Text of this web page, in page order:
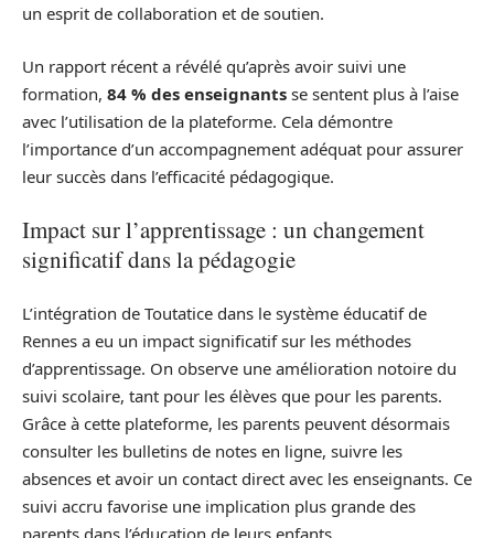
un esprit de collaboration et de soutien.
Un rapport récent a révélé qu’après avoir suivi une
formation, 84 % des enseignants se sentent plus à l’aise
avec l’utilisation de la plateforme. Cela démontre
l’importance d’un accompagnement adéquat pour assurer
leur succès dans l’efficacité pédagogique.
Impact sur l’apprentissage : un changement
significatif dans la pédagogie
L’intégration de Toutatice dans le système éducatif de
Rennes a eu un impact significatif sur les méthodes
d’apprentissage. On observe une amélioration notoire du
suivi scolaire, tant pour les élèves que pour les parents.
Grâce à cette plateforme, les parents peuvent désormais
consulter les bulletins de notes en ligne, suivre les
absences et avoir un contact direct avec les enseignants. Ce
suivi accru favorise une implication plus grande des
parents dans l’éducation de leurs enfants.